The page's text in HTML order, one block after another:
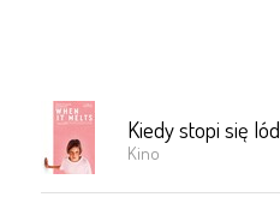
Kiedy stopi się lód
Kino